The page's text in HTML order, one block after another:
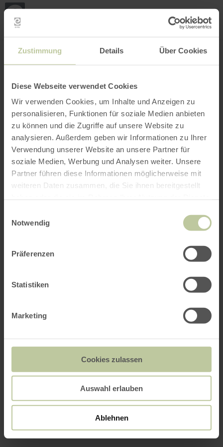
Zustimmung Details Über Cookies
Diese Webseite verwendet Cookies
Wir verwenden Cookies, um Inhalte und Anzeigen zu
personalisieren, Funktionen für soziale Medien anbieten
zu können und die Zugriffe auf unsere Website zu
analysieren. Außerdem geben wir Informationen zu Ihrer
Verwendung unserer Website an unsere Partner für
soziale Medien, Werbung und Analysen weiter. Unsere
Partner führen diese Informationen möglicherweise mit
weiteren Daten zusammen, die Sie ihnen bereitgestellt
Notwendig
Präferenzen
Statistiken
Marketing
Cookies zulassen
Auswahl erlauben
Ablehnen
CARTE INTERACTIVE
ma
Ouvrir le filtre